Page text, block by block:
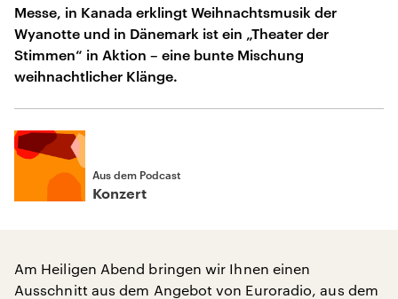
Messe, in Kanada erklingt Weihnachtsmusik der
Wyanotte und in Dänemark ist ein „Theater der
Stimmen“ in Aktion – eine bunte Mischung
weihnachtlicher Klänge.
Aus dem Podcast
Konzert
Am Heiligen Abend bringen wir Ihnen einen
Ausschnitt aus dem Angebot von Euroradio, aus dem